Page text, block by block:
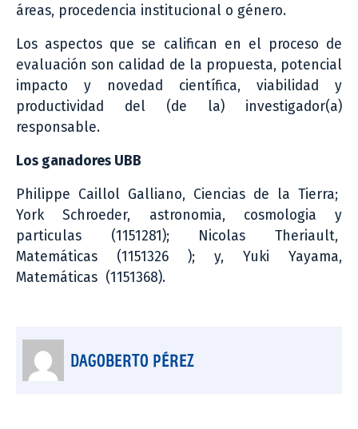
áreas, procedencia institucional o género.
Los aspectos que se califican en el proceso de
evaluación son calidad de la propuesta, potencial
impacto y novedad científica, viabilidad y
productividad del (de la) investigador(a)
responsable.
Los ganadores UBB
Philippe Caillol Galliano, Ciencias de la Tierra;
York Schroeder, astronomia, cosmologia y
particulas (1151281); Nicolas Theriault,
Matemáticas (1151326 ); y, Yuki Yayama,
Matemáticas (1151368).
DAGOBERTO PÉREZ